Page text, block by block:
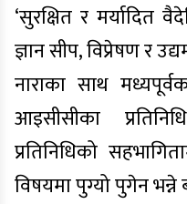
‘सुरक्षित र मर्यादित
ज्ञान सीप, विप्रेषण र
नाराका साथ
आइसीसीका
प्रतिनिधिको
विषयमा पुग्यो पुगेन